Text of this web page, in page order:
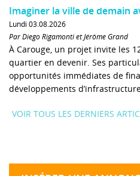
Imaginer la ville de demain
Lundi 03.08.2026
Par Diego Rigamonti et Jérôme Grand
À Carouge, un projet invite les
quartier en devenir. Ses
opportunités immédiates de
développements
VOIR TOUS LES DERNIERS